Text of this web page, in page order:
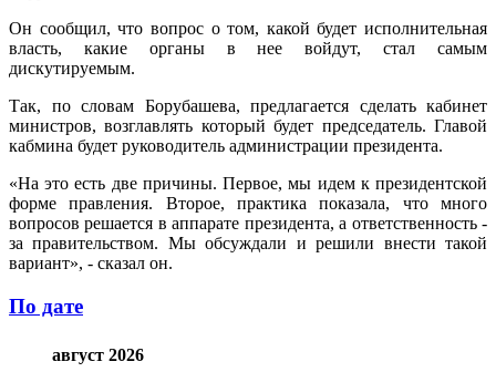
Он сообщил, что вопрос о том, какой будет исполнительная
власть, какие органы в нее войдут, стал самым
дискутируемым.
Так, по словам Борубашева, предлагается сделать кабинет
министров, возглавлять который будет председатель. Главой
кабмина будет руководитель администрации президента.
«На это есть две причины. Первое, мы идем к президентской
форме правления. Второе, практика показала, что много
вопросов решается в аппарате президента, а ответственность -
за правительством. Мы обсуждали и решили внести такой
вариант», - сказал он.
По дате
август 2026